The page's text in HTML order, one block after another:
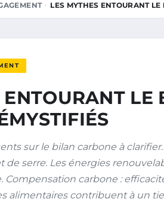
LES MYTHES ENTOURANT
ENTOURANT LE
sur le bilan carbone à
de serre. Les énergies
Compensation carbone :
alimentaires contribuent à un